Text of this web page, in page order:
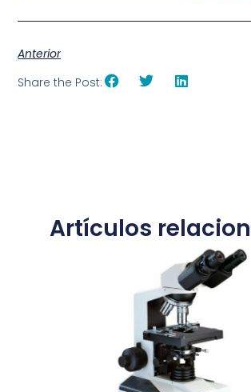
Anterior
Share the Post:
Artículos